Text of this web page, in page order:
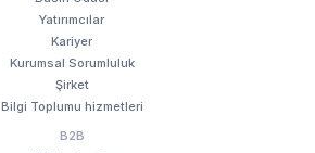
Yatırımcılar
Kariyer
Kurumsal Sorumluluk
Şirket
Bilgi Toplumu hizmetleri
B2B